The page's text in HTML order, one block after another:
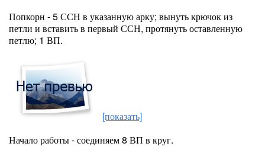
Попкорн - 5 ССН в указанную арку; вынуть крючок из
петли и вставить в первый ССН, протянуть оставленную
петлю; 1 ВП.
[показать]
Начало работы - соединяем 8 ВП в круг.